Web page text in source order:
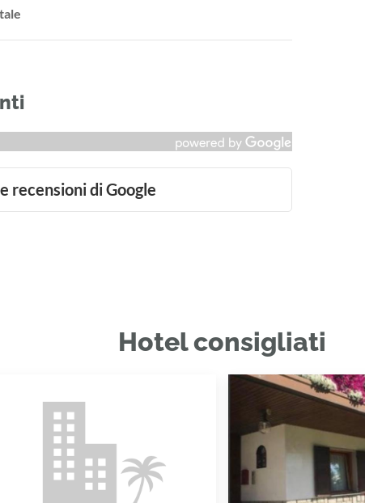
recensioni di Google
Hotel consigliati